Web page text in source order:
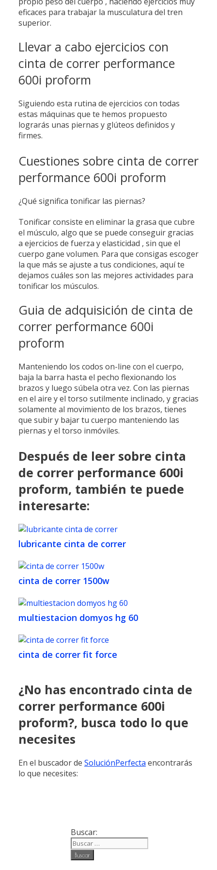
eficaces para trabajar la musculatura del tren
superior.
Llevar a cabo ejercicios con
cinta de correr performance
600i proform
Siguiendo esta rutina de ejercicios con todas
estas máquinas que te hemos propuesto
lograrás unas piernas y glúteos definidos y
firmes.
Cuestiones sobre cinta de correr
performance 600i proform
¿Qué significa tonificar las piernas?
Tonificar consiste en eliminar la grasa que cubre
el músculo, algo que se puede conseguir gracias
a ejercicios de fuerza y elasticidad , sin que el
cuerpo gane volumen. Para que consigas escoger
la que más se ajuste a tus condiciones, aquí te
dejamos cuáles son las mejores actividades para
tonificar los músculos.
Guia de adquisición de cinta de
correr performance 600i
proform
Manteniendo los codos on-line con el cuerpo,
baja la barra hasta el pecho flexionando los
brazos y luego súbela otra vez. Con las piernas
en el aire y el torso sutilmente inclinado, y gracias
solamente al movimiento de los brazos, tienes
que subir y bajar tu cuerpo manteniendo las
piernas y el torso inmóviles.
Después de leer sobre cinta
de correr performance 600i
proform, también te puede
interesarte:
lubricante cinta de correr
cinta de correr 1500w
multiestacion domyos hg 60
cinta de correr fit force
¿No has encontrado cinta de
correr performance 600i
proform?, busca todo lo que
necesites
En el buscador de SoluciónPerfecta encontrarás
lo que necesites:
Buscar: